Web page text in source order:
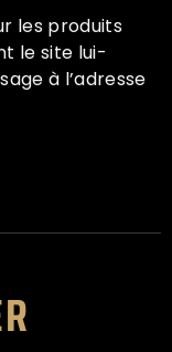
les produits
le site lui-
à l’adresse